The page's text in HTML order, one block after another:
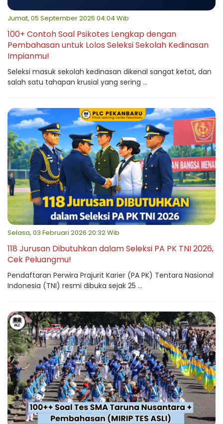
Jumat, 05 September 2025 04:04 Wib
100+ Contoh Soal Psikotes Lengkap dengan
Pembahasan untuk Lolos Seleksi Sekolah Kedinasan
Impianmu!
Seleksi masuk sekolah kedinasan dikenal sangat ketat, dan
salah satu tahapan krusial yang sering ...
Selasa, 03 Februari 2026 20:32 Wib
118 Jurusan Dibutuhkan dalam Seleksi PA PK TNI 2026,
Cek Peluangmu!
Pendaftaran Perwira Prajurit Karier (PA PK) Tentara Nasional
Indonesia (TNI) resmi dibuka sejak 25 ...